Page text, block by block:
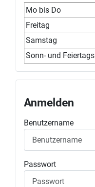
Mo bis Do
Freitag
Samstag
Sonn- und Feiertags
Anmelden
Benutzername
Passwort